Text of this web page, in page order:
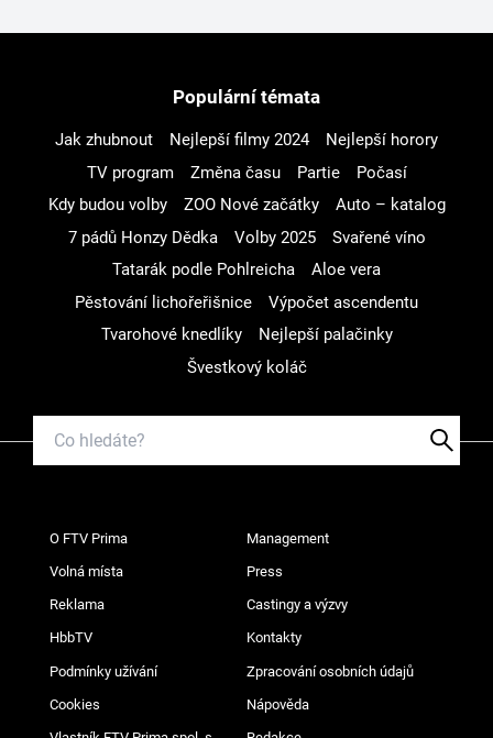
Populární témata
Jak zhubnout Nejlepší filmy 2024
Nejlepší horory
TV program
Změna času Partie
Počasí
Kdy budou volby
ZOO Nové začátky
Auto – katalog
7 pádů Honzy Dědka
Volby 2025
Svařené víno
Tatarák podle Pohlreicha
Aloe vera
Pěstování lichořeřišnice
Výpočet ascendentu
Tvarohové knedlíky
Nejlepší palačinky
Švestkový koláč
O FTV Prima Management
Volná místa Press
Reklama Castingy a výzvy
HbbTV Kontakty
Podmínky užívání Zpracování osobních údajů
Cookies Nápověda